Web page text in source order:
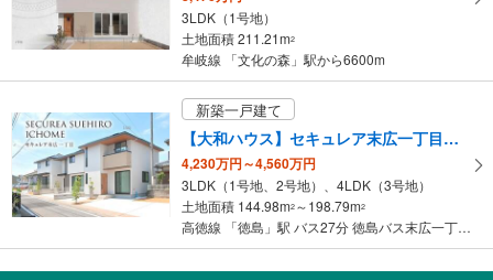
3LDK（1号地）
土地面積 211.21m2
牟岐線 「文化の森」駅から6600m
新築一戸建て
【大和ハウス】セキュレア末広一丁目（分譲住宅）
4,230万円～4,560万円
3LDK（1号地、2号地）、4LDK（3号地）
土地面積 144.98m2 ～198.79m2
高徳線 「徳島」駅 バス27分 徳島バス末広一丁目 バス停下車 徒歩7分